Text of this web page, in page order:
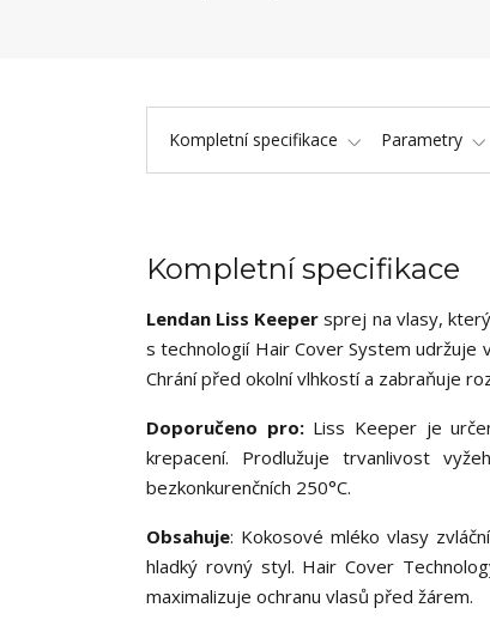
Kompletní specifikace Parametry
Kompletní specifikace
Lendan Liss Keeper sprej na vlasy,
s technologií Hair Cover System udržuje
Chrání před okolní vlhkostí a zabraňuje
Doporučeno pro:Liss Keeper je
krepacení. Prodlužuje trvanlivost
bezkonkurenčních 250°C.
Obsahuje: Kokosové mléko vlasy
hladký rovný styl. Hair Cover
maximalizuje ochranu vlasů před žárem.